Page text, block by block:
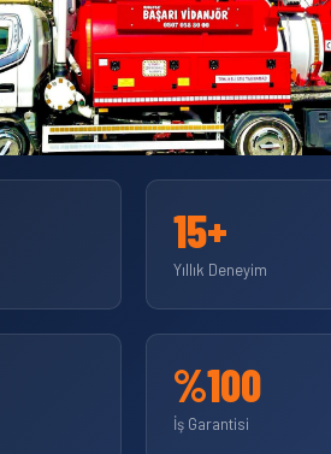
15+
Yıllık Deneyim
%100
İş Garantisi